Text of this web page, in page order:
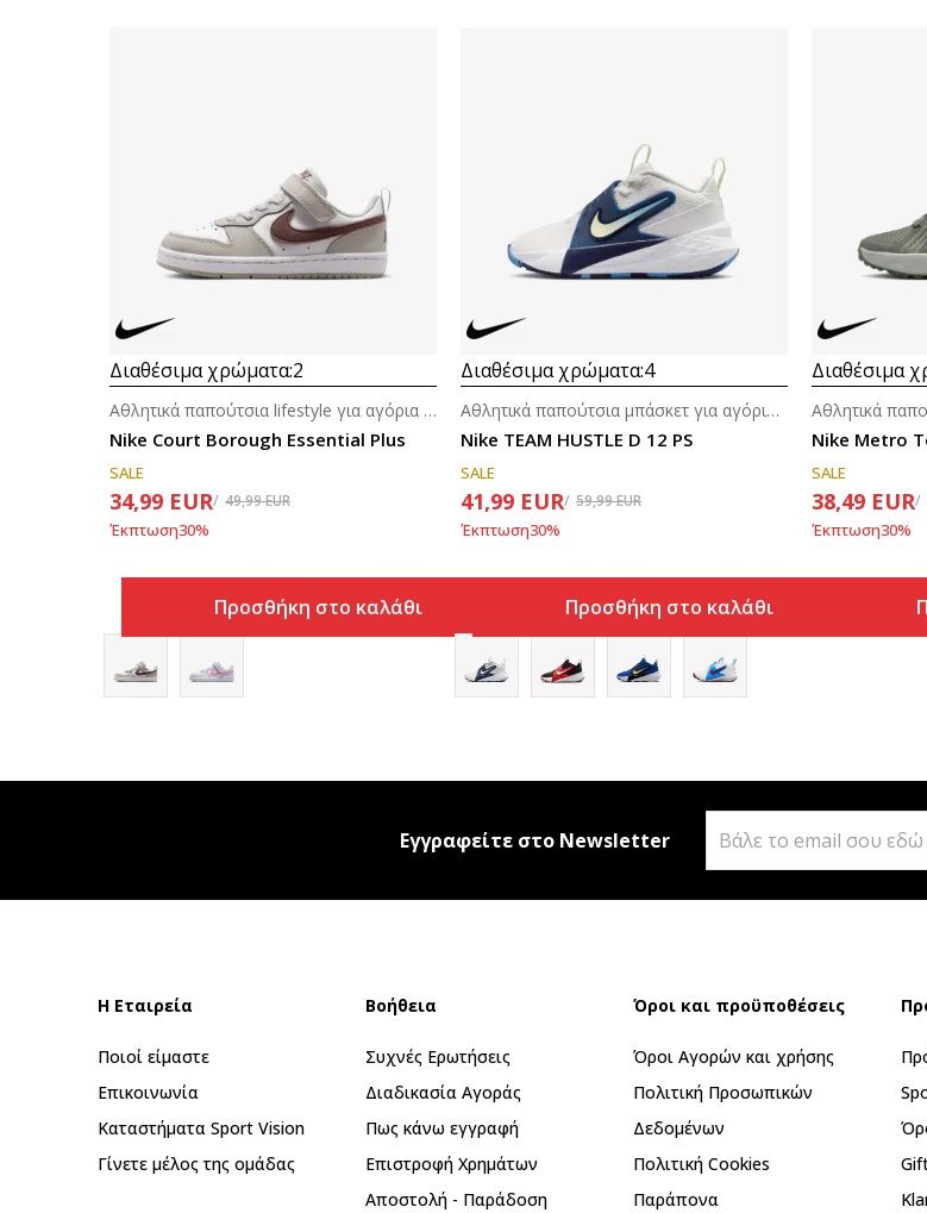
Διαθέσιμα χρώματα:2
Nike Court Borough Essential Plus
Αθλητικά παπούτσια lifestyle για αγόρια (4-7ε.)
SALE
34,99 EUR 49,99EUR
Έκπτωση30%
Προσθήκη στο καλάθι
Διαθέσιμα χρώματα:4
Nike TEAM HUSTLE D 12 PS
Αθλητικά παπούτσια μπάσκετ για αγόρια (4-7ε.)
SALE
41,99 EUR 59,99EUR
Έκπτωση30%
Προσθήκη στο καλάθι
Διαθέσιμα
Nike Metro
SALE
38,49 EUR
Έκπτωση30%
Εγγραφείτε στο Newsletter
Η Εταιρεία
Ποιοί είμαστε
Επικοινωνία
Καταστήματα Sport Vision
Γίνετε μέλος της ομάδας
Βοήθεια
Συχνές Ερωτήσεις
Διαδικασία Αγοράς
Πως κάνω εγγραφή
Επιστροφή Xρημάτων
Αποστολή - Παράδοση
Όροι και προϋποθέσεις
Όροι Αγορών και χρήσης
Πολιτική Προσωπικών
Δεδομένων
Πολιτική Cookies
Παράπονα